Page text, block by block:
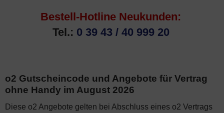
Bestell-Hotline Neukunden:
Tel.: 0 39 43 / 40 999 20
o2 Gutscheincode und Angebote für Vertrag
ohne Handy im August 2026
Diese o2 Angebote gelten bei Abschluss eines o2 Vertrags